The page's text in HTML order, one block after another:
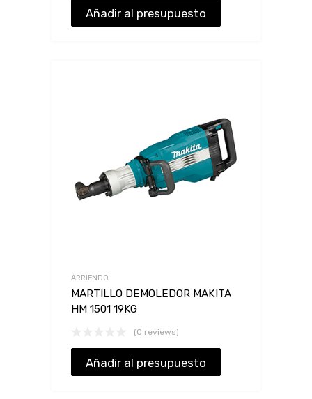
Añadir al presupuesto
ARRIENDO
MARTILLO DEMOLEDOR MAKITA
HM 1501 19KG
(0 reviews)
Añadir al presupuesto